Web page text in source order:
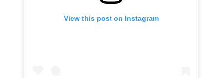
View this post on Instagram